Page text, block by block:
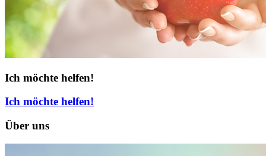
Ich möchte helfen!
Ich möchte helfen!
Über uns